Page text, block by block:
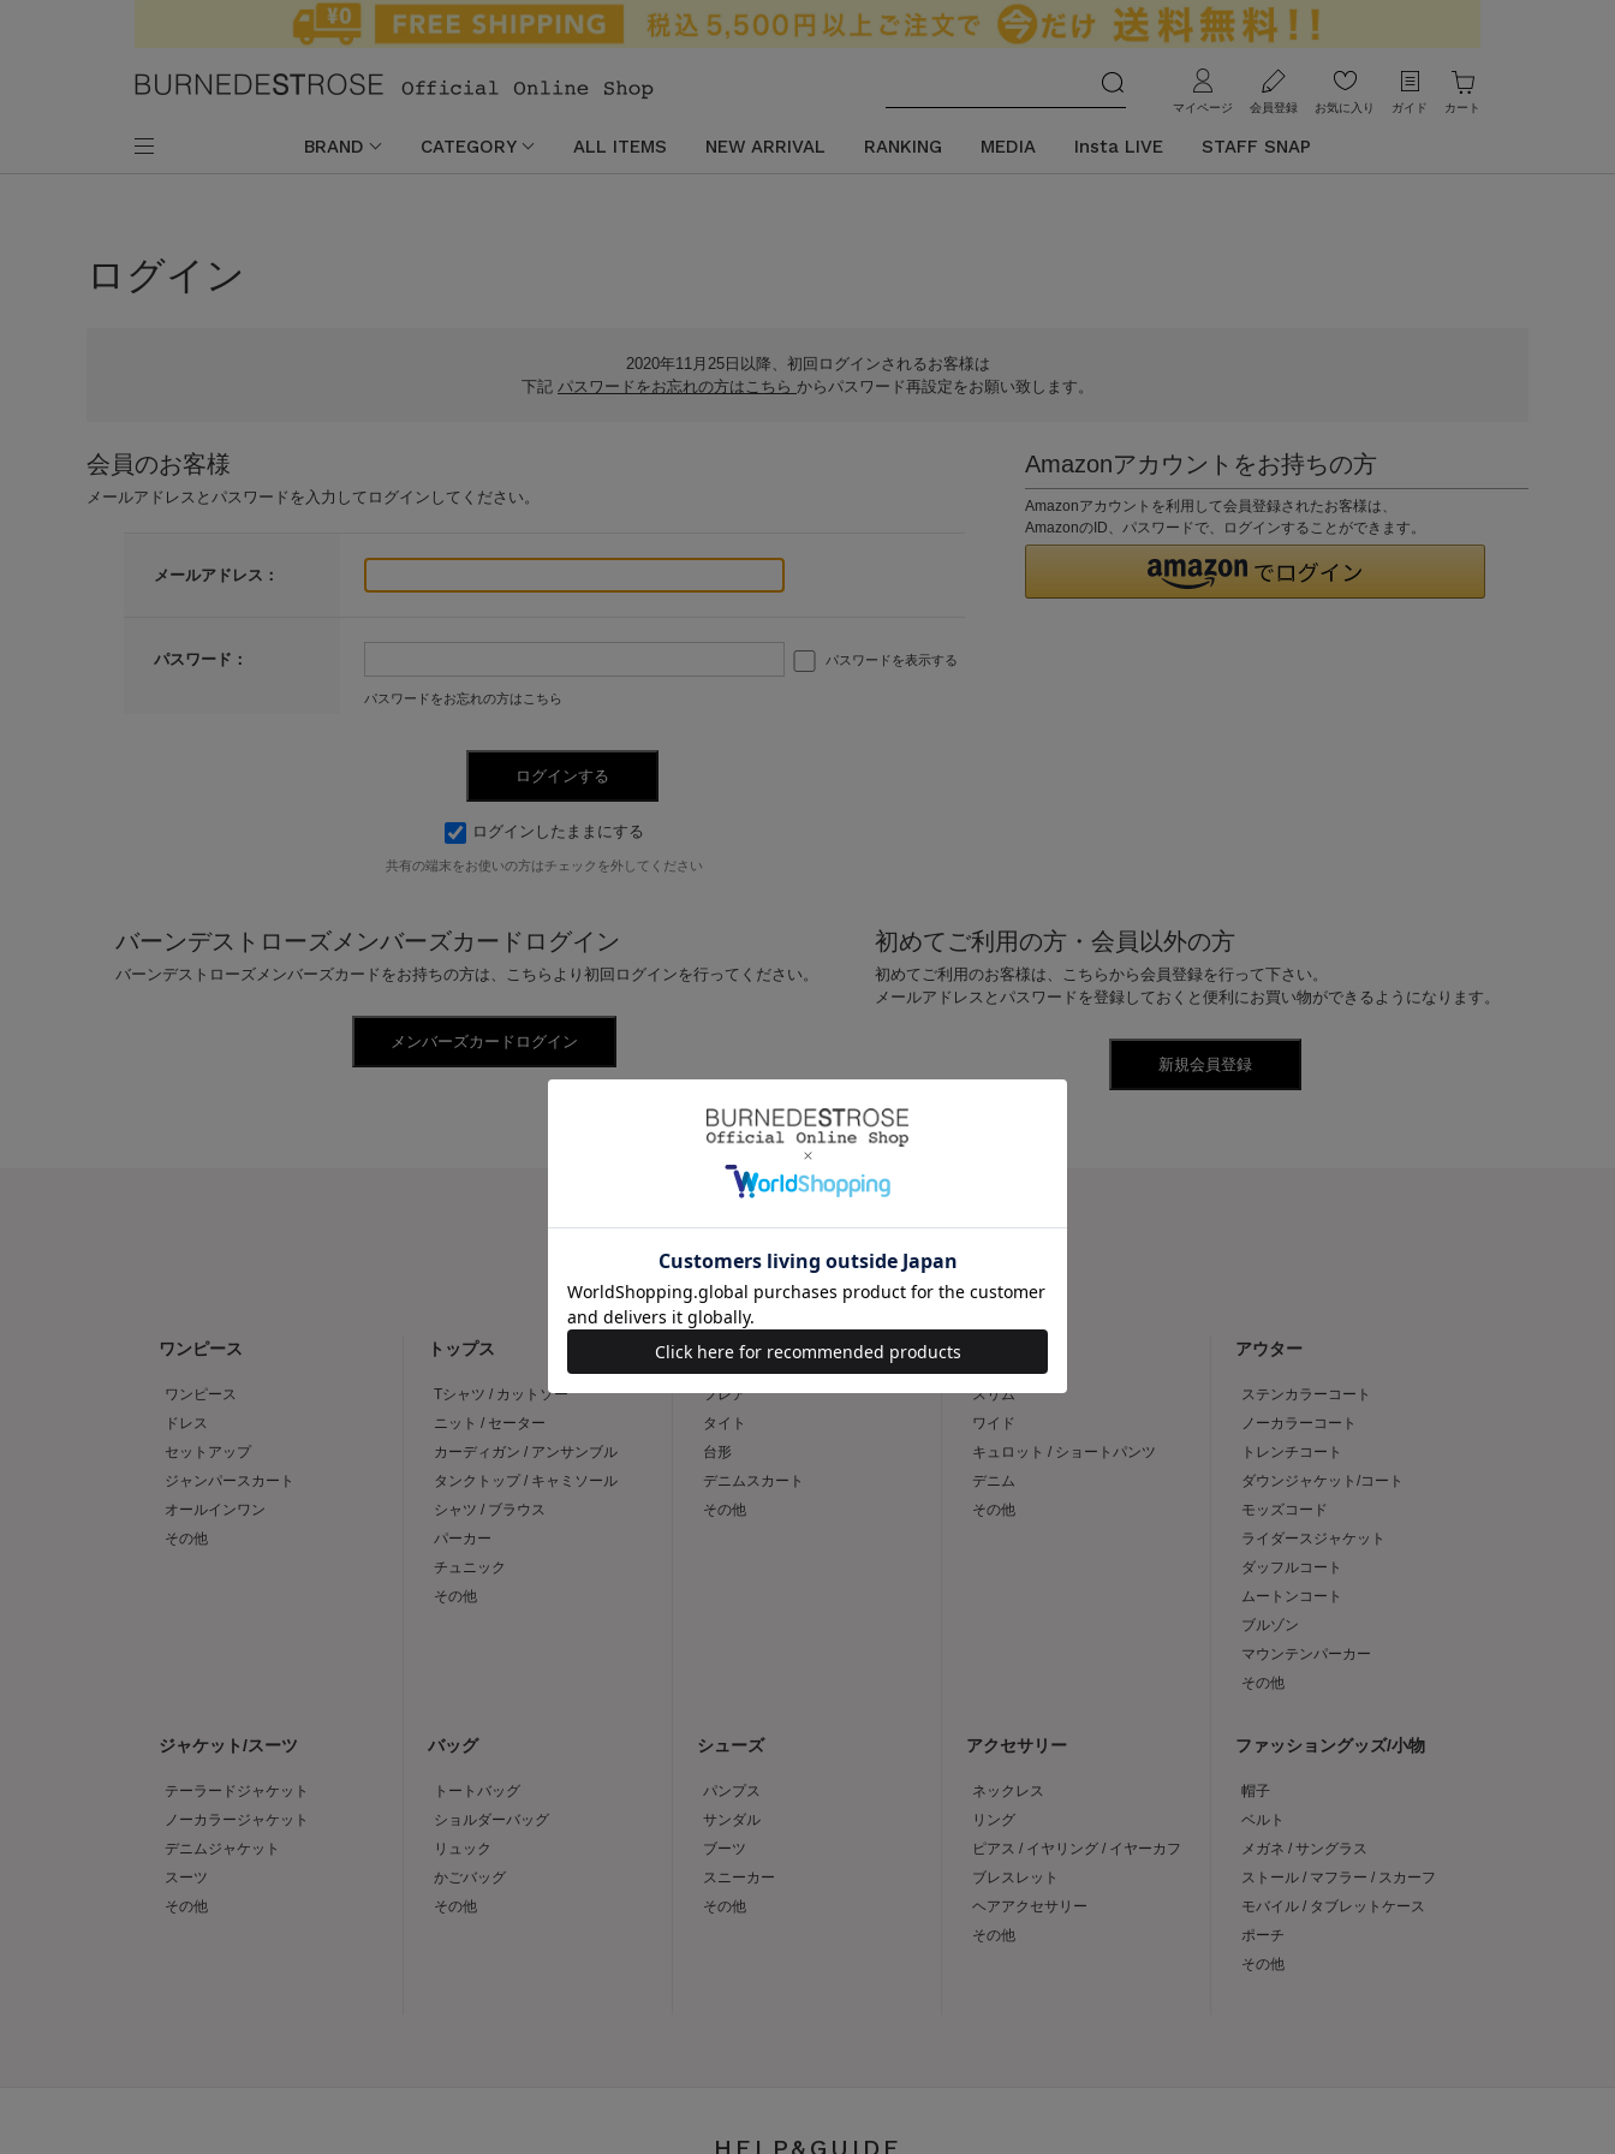
マイページ 会員登録 お気に入り ガイド カート
BRAND CATEGORY ALL ITEMS NEW ARRIVAL RANKING MEDIA Insta LIVE STAFF SNAP
ログイン
2020年11月25日以降、初回ログインされるお客様は
下記 パスワードをお忘れの方はこちら からパスワード再設定をお願い致します。
会員のお客様
メールアドレスとパスワードを入力してログインしてください。
メールアドレス：
パスワード： パスワードを表示する
パスワードをお忘れの方はこちら
ログインしたままにする
共有の端末をお使いの方はチェックを外してください
Amazonアカウントをお持ちの方
Amazonアカウントを利用して会員登録されたお客様は、
AmazonのID、パスワードで、ログインすることができます。
バーンデストローズメンバーズカードログイン
バーンデストローズメンバーズカードをお持ちの方は、こちらより初回ログインを行ってください。
初めてご利用の方・会員以外の方
初めてご利用のお客様は、こちらから会員登録を行って下さい。
メールアドレスとパスワードを登録しておくと便利にお買い物ができるようになります。
CATEGORY
ワンピース
ワンピース
ドレス
セットアップ
ジャンパースカート
オールインワン
その他
トップス
Tシャツ / カットソー
ニット / セーター
カーディガン / アンサンブル
タンクトップ / キャミソール
シャツ / ブラウス
パーカー
チュニック
その他
スカート
フレア
タイト
台形
デニムスカート
その他
スリム
ワイド
キュロット / ショートパンツ
デニム
その他
アウター
ステンカラーコート
ノーカラーコート
トレンチコート
ダウンジャケット/コート
モッズコード
ライダースジャケット
ダッフルコート
ムートンコート
ブルゾン
マウンテンパーカー
その他
ジャケット/スーツ
テーラードジャケット
ノーカラージャケット
デニムジャケット
スーツ
その他
バッグ
トートバッグ
ショルダーバッグ
リュック
かごバッグ
その他
シューズ
パンプス
サンダル
ブーツ
スニーカー
その他
アクセサリー
ネックレス
リング
ピアス / イヤリング / イヤーカフ
ブレスレット
ヘアアクセサリー
その他
ファッショングッズ/小物
帽子
ベルト
メガネ / サングラス
ストール / マフラー / スカーフ
モバイル / タブレットケース
ポーチ
その他
HELP&GUIDE